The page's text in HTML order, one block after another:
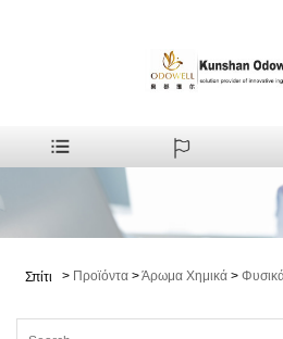
Σπίτι > Προϊόντα >Άρωμα Χημικά >